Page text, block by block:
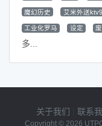
魔幻历史 艾米外送
工业化罗马 设定
多...
关于我们 联系
Copyright © 2026